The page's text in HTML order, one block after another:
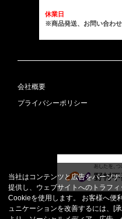
休業日
※商品発送、お問い合わせ
会社概要
プライバシーポリシー
当社はコンテンツと広告をパーソ
提供し、ウェブサイトへのトラフ
Cookieを使用します。 お客様へ便
ュニケーションを改善するには、[